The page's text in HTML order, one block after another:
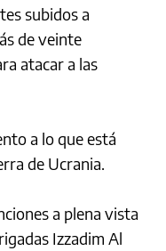
subidos a
de veinte
atacar a las
a lo que está
de Ucrania.
a plena vista
Izzadim Al